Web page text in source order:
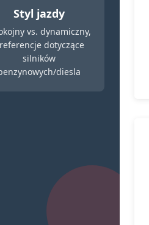
Styl jazdy
vs. dynamiczny,
dotyczące
silników
diesla